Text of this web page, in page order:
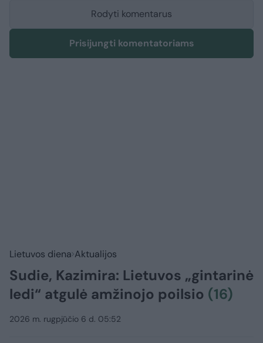
Rodyti komentarus
Prisijungti komentatoriams
Lietuvos diena Aktualijos
Sudie, Kazimira: Lietuvos „gintarinė
ledi“ atgulė amžinojo poilsio (16)
2026 m. rugpjūčio 6 d. 05:52